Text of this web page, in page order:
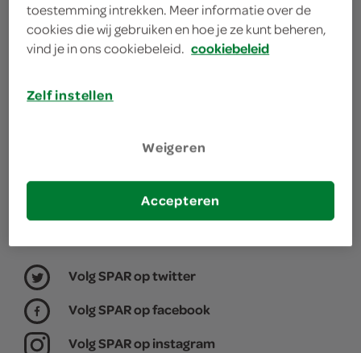
jouw buurt. Het assortiment varieert per SPAR
winkel, daarom willen we graag weten waar jij je
boodschappen doet.
kies je winkel
Volg SPAR op twitter
Volg SPAR op facebook
Volg SPAR op instagram
toestemming intrekken. Meer informatie over de
cookies die wij gebruiken en hoe je ze kunt beheren,
vind je in ons cookiebeleid. cookiebeleid
Zelf instellen
Weigeren
Accepteren